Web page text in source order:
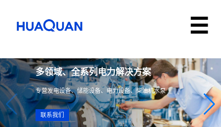
多领域、全系列电力解决方案
专营发电设备、储能设备、电力设备、柴油机水泵
联系我们